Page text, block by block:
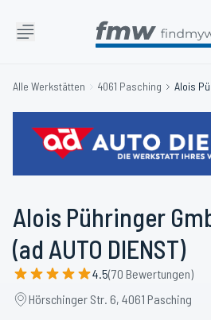
Alle Werkstätten 4061 Pasching
Alois Pühringer
(ad AUTO DIENST)
4.5(70 Bewertungen)
Hörschinger Str. 6, 4061 Pasching